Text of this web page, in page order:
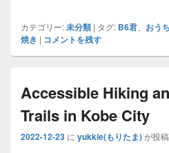
込
み
中…
カテゴリー:未分類 | タグ: B6君 おう
焼き | コメントを残す
Accessible Hiking
Trails in Kobe City
2022-12-23 に yukkie(もりたま)が投稿